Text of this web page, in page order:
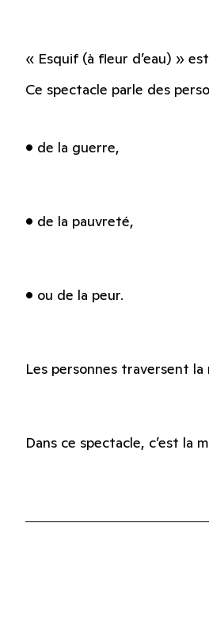
« Esquif (à fleur d’eau) »
Ce spectacle parle des
• de la guerre,
• de la pauvreté,
• ou de la peur.
Les personnes traversent
Dans ce spectacle, c’est la